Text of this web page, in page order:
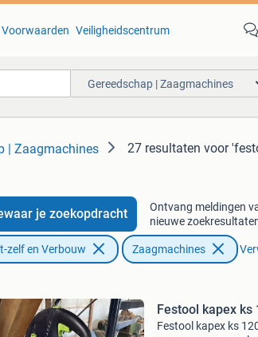
Voorwaarden Veiligheidscentrum
Gereedschap | Zaagmachines
| Zaagmachines 27 resultaten voor
je zoekopdracht
Ontvang meldingen
nieuwe
zelf en Verbouw Zaagmachines
Festool kapex ks
Festool kapex ks